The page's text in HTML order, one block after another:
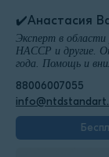
✔️Анастасия
Эксперт в
HACCP и другие.
года. Помощь и
88006007055